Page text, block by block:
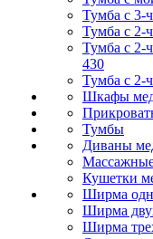
Тумба с
Тумба с 2-
Тумба с
430
Тумба с
Шкафы
Тумбы
Диваны
Кушетки
Ширма
Ширма
Ширма